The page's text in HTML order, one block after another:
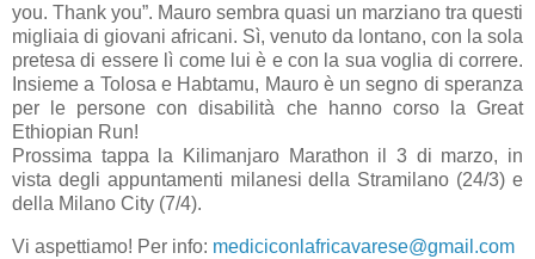
you. Thank you”. Mauro sembra quasi un marziano tra questi
migliaia di giovani africani. Sì, venuto da lontano, con la sola
pretesa di essere lì come lui è e con la sua voglia di correre.
Insieme a Tolosa e Habtamu, Mauro è un segno di speranza
per le persone con disabilità che hanno corso la Great
Ethiopian Run!
Prossima tappa la Kilimanjaro Marathon il 3 di marzo, in
vista degli appuntamenti milanesi della Stramilano (24/3) e
della Milano City (7/4).
Vi aspettiamo! Per info: mediciconlafricavarese@gmail.com